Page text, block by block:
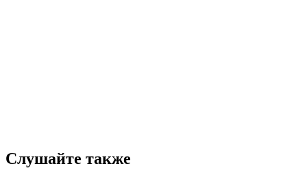
Слушайте также